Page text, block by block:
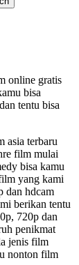
online gratis
bisa
tentu bisa
asia terbaru
film mulai
bisa kamu
yang kami
dan hdcam
berikan tentu
720p dan
penikmat
jenis film
nonton film